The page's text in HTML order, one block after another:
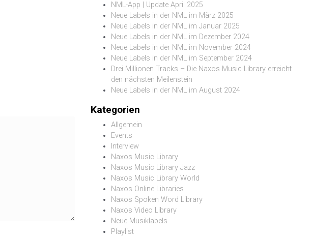
NML-App | Update April 2025
Neue Labels in der NML im März 2025
Neue Labels in der NML im Januar 2025
Neue Labels in der NML im Dezember 2024
Neue Labels in der NML im November 2024
Neue Labels in der NML im September 2024
Drei Millionen Tracks – Die Naxos Music Library erreicht
den nächsten Meilenstein
Neue Labels in der NML im August 2024
Kategorien
Allgemein
Events
Interview
Naxos Music Library
Naxos Music Library Jazz
Naxos Music Library World
Naxos Online Libraries
Naxos Spoken Word Library
Naxos Video Library
Neue Musiklabels
Playlist